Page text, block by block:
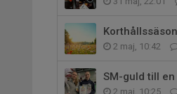
2 maj, 10:42
SM-guld till
2 maj, 10:25